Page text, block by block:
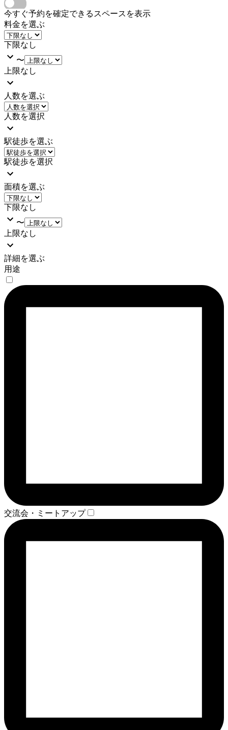
今すぐ予約を確定できるスペースを表示
料金を選ぶ
下限なし
〜
上限なし
人数を選ぶ
人数を選択
駅徒歩を選ぶ
駅徒歩を選択
面積を選ぶ
下限なし
〜
上限なし
詳細を選ぶ
用途
交流会・ミートアップ